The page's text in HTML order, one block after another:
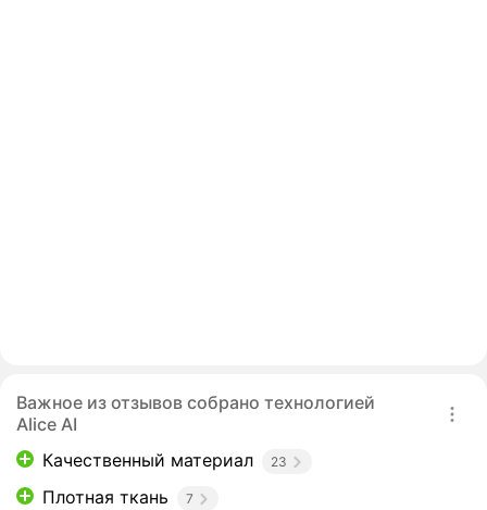
Важное из отзывов собрано технологией
Alice AI
Качественный материал
23
Плотная ткань 7